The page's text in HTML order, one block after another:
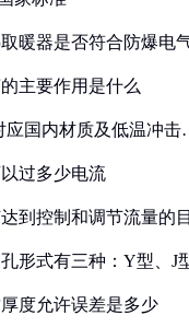
暖器是否符合防爆电
主要作用是什么
应国内材质及低温冲击
过多少电流
到控制和调节流量的
形式有三种：Y型、J
度允许误差是多少